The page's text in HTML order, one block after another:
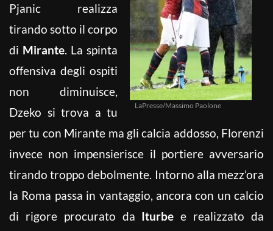
LaPresse/Massimo Paolone
Pjanic realizza
tirando sotto il corpo
di Mirante. La spinta
offensiva degli ospiti
non diminuisce,
Dzeko si trova a tu
per tu con Mirante ma gli calcia addosso, Florenzi
invece non impensierisce il portiere avversario
tirando troppo debolmente. Intorno alla mezz’ora
la Roma passa in vantaggio, ancora con un calcio
di rigore procurato da Iturbe e realizzato da